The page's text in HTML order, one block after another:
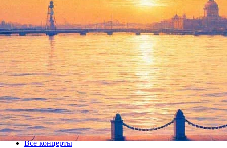
Era даст живой концерт в
Петербурге
05 декабря 2013, четверг,20.00
Версия для печати
Все концерты